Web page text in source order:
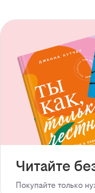
Читайте
Покупайте только